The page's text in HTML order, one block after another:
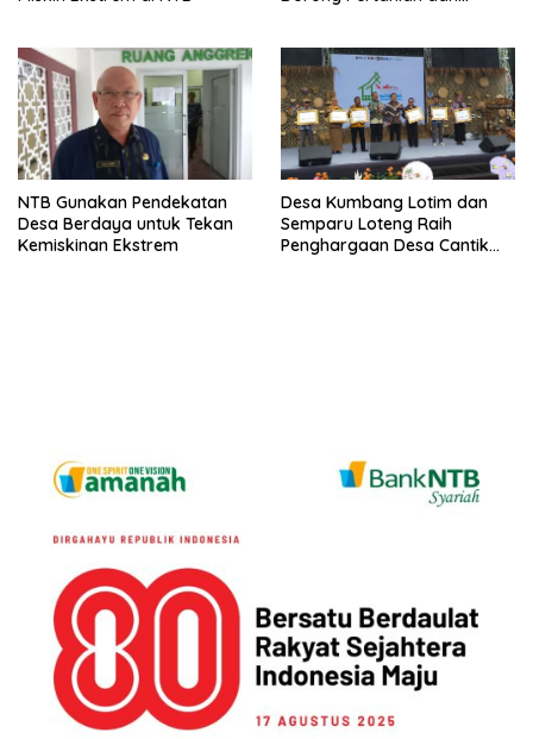
NTB Gunakan Pendekatan
Desa Berdaya untuk Tekan
Kemiskinan Ekstrem
Desa Kumbang Lotim dan
Semparu Loteng Raih
Penghargaan Desa Cantik